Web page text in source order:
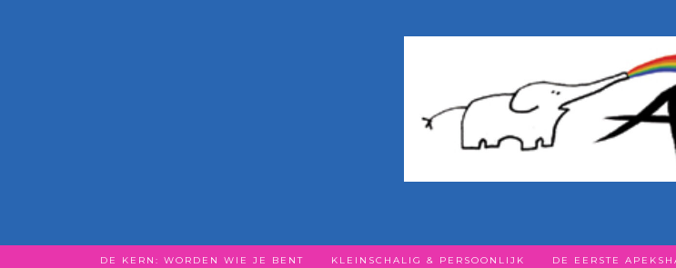
DE KERN: WORDEN WIE JE BENT KLEINSCHALIG & PERSOONLIJK DE EERSTE